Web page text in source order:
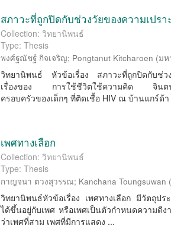
สภาวะที่ถูกปิดกับช่วงวัยของความเปรา
Collection: วิทยานิพนธ์
Type: Thesis
พงศ์ฐณัชฐ์ กิจเจริญ; Pongtanut Kitcharoen (มห
วิทยานิพนธ์ หัวข้อเรื่อง สภาวะที่ถูกปิดกับช่ว
เรื่องของ การใช้ชีวิตใช้ความคิด จินตนาก
ครอบครัวของเด็กๆ ที่ติดเชื้อ HIV ณ บ้านแกร์ด้า
เพศทางเลือก
Collection: วิทยานิพนธ์
Type: Thesis
กาญจนา ตวงสุวรรณ; Kanchana Toungsuwan (
วิทยานิพนธ์หัวข้อเรื่อง เพศทางเลือก มีวัตถุป
ได้ขึ้นอยู่กับเพศ หรือเพศเป็นตัวกำหนดความดีง
ว่าเพศที่สาม เพศที่มีการแสดง ...